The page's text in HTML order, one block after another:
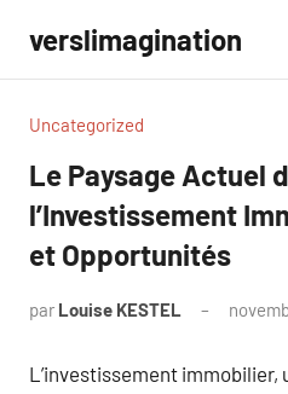
contenu
verslimagination
Uncategorized
Le Paysage Actuel
l’Investissement
et Opportunités
par Louise KESTEL
L’investissement immobilier,